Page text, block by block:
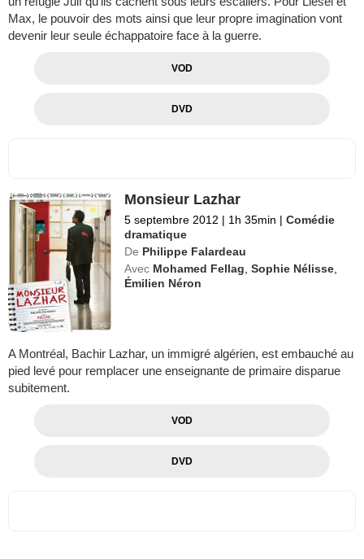
Max, le pouvoir des mots ainsi que leur propre imagination vont
devenir leur seule échappatoire face à la guerre.
VOD
DVD
Monsieur Lazhar
5 septembre 2012 | 1h 35min | Comédie
dramatique
De Philippe Falardeau
Avec Mohamed Fellag ,Sophie Nélisse
Émilien Néron
A Montréal, Bachir Lazhar, un immigré algérien, est embauché au
pied levé pour remplacer une enseignante de primaire disparue
subitement.
VOD
DVD